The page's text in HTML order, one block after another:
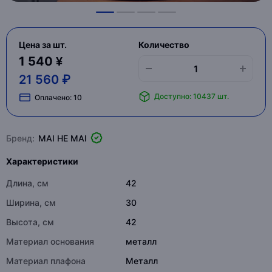
Цена за шт.
1 540 ¥
21 560 ₽
Оплачено: 10
Количество
Доступно: 10437 шт.
Бренд: MAI HE MAI
Характеристики
Длина, см
42
Ширина, см
30
Высота, см
42
Материал основания
металл
Материал плафона
Металл